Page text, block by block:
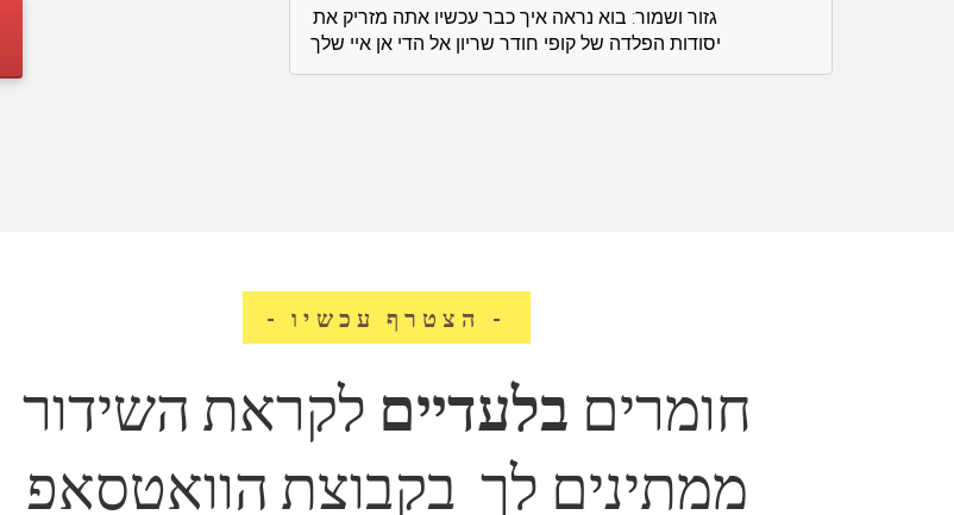
גזור ושמור: בוא נראה איך כבר עכשיו אתה מזריק את
יסודות הפלדה של קופי חודר שריון אל הדי אן איי שלך
- הצטרף עכשיו -
חומרים בלעדיים לקראת השידור
ממתינים לך בקבוצת הוואטסאפ